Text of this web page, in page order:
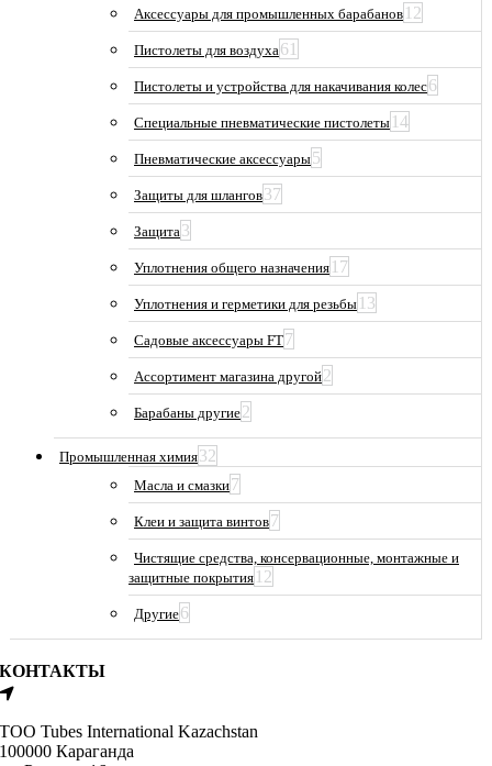
Аксессуары для промышленных барабанов 12
Пистолеты для воздуха61
Пистолеты и устройства для накачивания колес6
Специальные пневматические пистолеты 14
Пневматические аксессуары5
Защиты для шлангов37
Защита3
Уплотнения общего назначения 17
Уплотнения и герметики для резьбы 13
Садовые аксессуары FT7
Ассортимент магазина другой2
Барабаны другие2
Промышленная химия32
Масла и смазки7
Клеи и защита винтов7
Чистящие средства, консервационные, монтажные и
защитные покрытия 12
Другие6
КОНТАКТЫ
ТОО Tubes International Kazachstan
100000 Караганда